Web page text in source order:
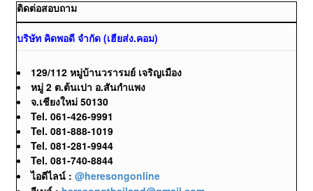
ติดต่อสอบถาม
บริษัท คิดพอดี จำกัด (เฮียส่ง.คอม)
129/112 หมู่บ้านวรารมย์ เจริญเมือง
หมู่ 2 ต.ต้นเปา อ.สันกำแพง
จ.เชียงใหม่ 50130
Tel. 061-426-9991
Tel. 081-888-1019
Tel. 081-281-9944
Tel. 081-740-8844
ไอดีไลน์ : @heresongonline